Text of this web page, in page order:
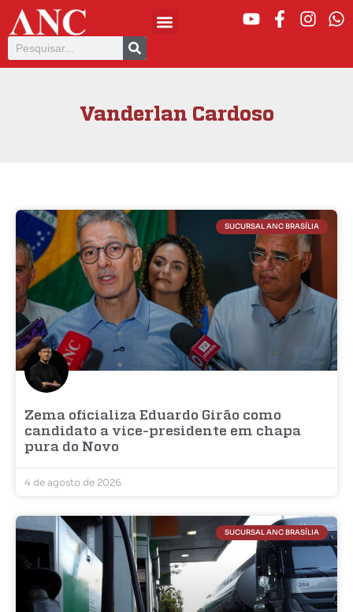
Vanderlan Cardoso
SUCURSAL ANC BRASÍLIA
Zema oficializa Eduardo Girão como
candidato a vice-presidente em chapa
pura do Novo
4 de agosto de 2026
SUCURSAL ANC BRASÍLIA